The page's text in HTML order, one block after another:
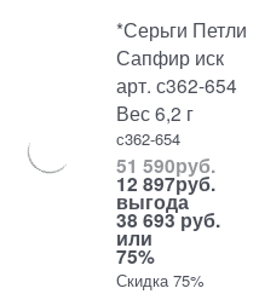
*Серьги Петли
Сапфир иск
арт. с362-654
Вес 6,2 г
с362-654
51 590руб.
12 897руб.
выгода
38 693 руб.
или
75%
Скидка 75%